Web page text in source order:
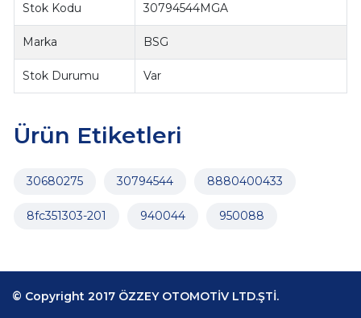
Stok Kodu 30794544MGA
Marka BSG
Stok Durumu Var
Ürün Etiketleri
30680275 30794544 8880400433
8fc351303-201 940044 950088
© Copyright 2017 ÖZZEY OTOMOTİV LTD.ŞTİ.